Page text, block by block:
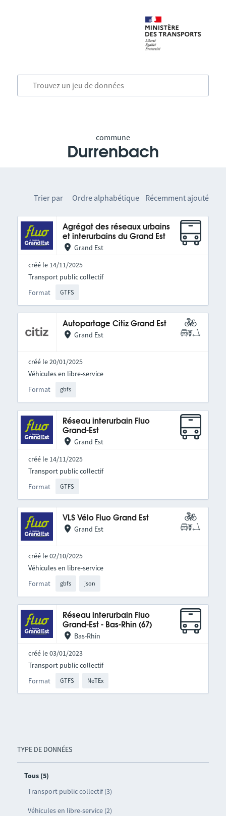
commune
Durrenbach
TYPE DE DONNÉES
Tous (5)
Transport public collectif (3)
Véhicules en libre-service (2)
Trier par Ordre alphabétique Récemment ajouté
Agrégat des réseaux urbains
et interurbains du Grand Est
Grand Est
créé le 14/11/2025
Format GTFS
Transport public collectif
Autopartage Citiz Grand Est
Grand Est
créé le 20/01/2025
Format gbfs
Véhicules en libre-service
Réseau interurbain Fluo
Grand-Est
Grand Est
créé le 14/11/2025
Format GTFS
Transport public collectif
VLS Vélo Fluo Grand Est
Grand Est
créé le 02/10/2025
Format gbfs json
Véhicules en libre-service
Réseau interurbain Fluo
Grand-Est - Bas-Rhin (67)
Bas-Rhin
créé le 03/01/2023
Format GTFS NeTEx
Transport public collectif